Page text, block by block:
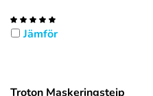
Jämför
Troton Maskeringstejp